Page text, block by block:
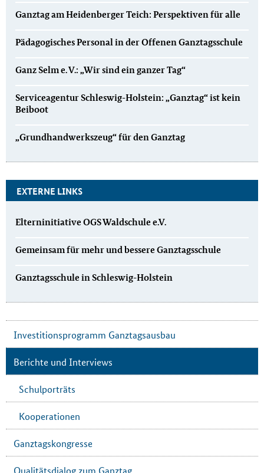
Ganztag am Heidenberger Teich: Perspektiven für alle
Pädagogisches Personal in der Offenen Ganztagsschule
Ganz Selm e. V.: „Wir sind ein ganzer Tag“
Serviceagentur Schleswig-Holstein: „Ganztag“ ist kein
Beiboot
„Grundhandwerkszeug“ für den Ganztag
EXTERNE LINKS
Elterninitiative OGS Waldschule e.V.
Gemeinsam für mehr und bessere Ganztagsschule
Ganztagsschule in Schleswig-Holstein
Investitionsprogramm Ganztagsausbau
Berichte und Interviews
Schulporträts
Kooperationen
Ganztagskongresse
Qualitätsdialog zum Ganztag